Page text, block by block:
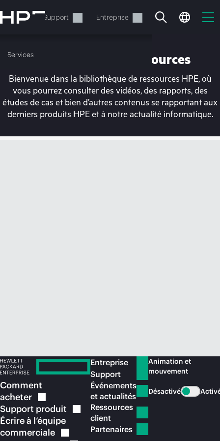
au
contenu
Services Support Entreprise
Services
Votre panier est
Bibliothèque de ressources
Bienvenue dans la bibliothèque de ressources HPE, où
vous pourrez consulter des vidéos, des rapports, des
études de cas et bien d’autres contenus se rapportant aux
derniers produits HPE et à notre actualité informatique.
Comment
acheter
Support produit
Écrire à l’équipe
commerciale
Entreprise
Support
Événements
et actualités
Ressources
client
Partenaires
Animation et
mouvement
Désactivé